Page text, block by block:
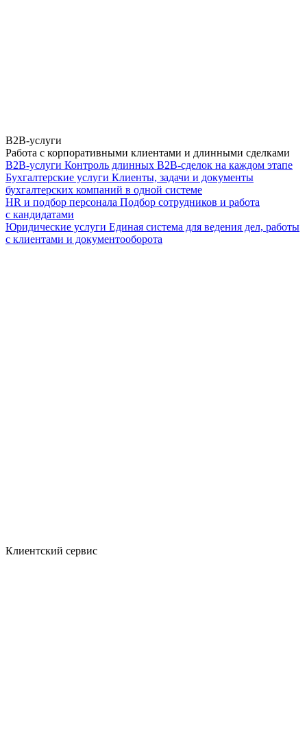
B2B-услуги
Работа с корпоративными клиентами и длинными сделками
B2B-услуги Контроль длинных B2B-сделок на каждом этапе
Бухгалтерские услуги Клиенты, задачи и документы
бухгалтерских компаний в одной системе
HR и подбор персонала Подбор сотрудников и работа
с кандидатами
Юридические услуги Единая система для ведения дел, работы
с клиентами и документооборота
Клиентский сервис